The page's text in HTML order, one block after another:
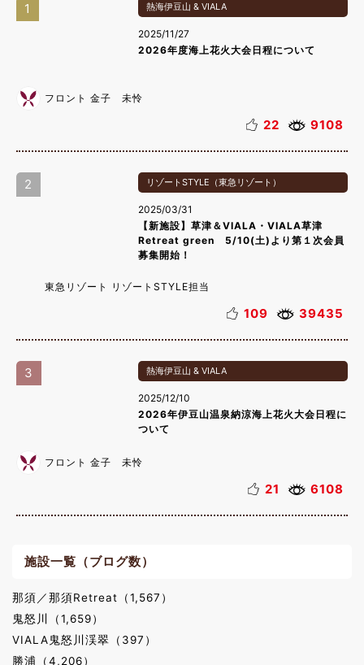
1 熱海伊豆山 & VIALA
2025/11/27
2026年度海上花火大会日程について
フロント 金子 未怜
22 9108
2 リゾートSTYLE（東急リゾート）
2025/03/31
【新施設】草津＆VIALA・VIALA草津
Retreat green 5/10(土)より第１次会員
募集開始！
東急リゾート リゾートSTYLE担当
109 39435
3 熱海伊豆山 & VIALA
2025/12/10
2026年伊豆山温泉納涼海上花火大会日程に
ついて
フロント 金子 未怜
21 6108
施設一覧（ブログ数）
那須／那須Retreat（1,567）
鬼怒川（1,659）
VIALA鬼怒川渓翠（397）
勝浦（4,206）